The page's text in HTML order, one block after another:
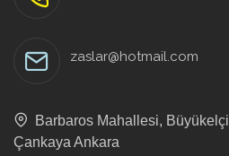
zaslar@hotmail.com
Barbaros Mahallesi,
Çankaya Ankara